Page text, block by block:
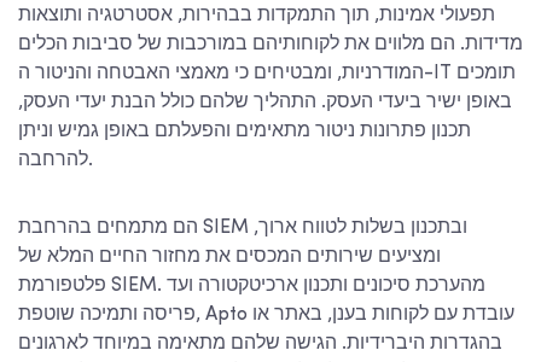
תפעולי אמינות, תוך התמקדות בבהירות, אסטרטגיה ותוצאות
מדידות. הם מלווים את לקוחותיהם במורכבות של סביבות הכלים
המודרניות, ומבטיחים כי מאמצי האבטחה והניטור ה-IT תומכים
באופן ישיר ביעדי העסק. התהליך שלהם כולל הבנת יעדי העסק,
תכנון פתרונות ניטור מתאימים והפעלתם באופן גמיש וניתן
להרחבה.
הם מתמחים בהרחבת SIEM ובתכנון בשלות לטווח ארוך,
ומציעים שירותים המכסים את מחזור החיים המלא של
פלטפורמת SIEM. מהערכת סיכונים ותכנון ארכיטקטורה ועד
פריסה ותמיכה שוטפת, Apto עובדת עם לקוחות בענן, באתר או
בהגדרות היברידיות. הגישה שלהם מתאימה במיוחד לארגונים